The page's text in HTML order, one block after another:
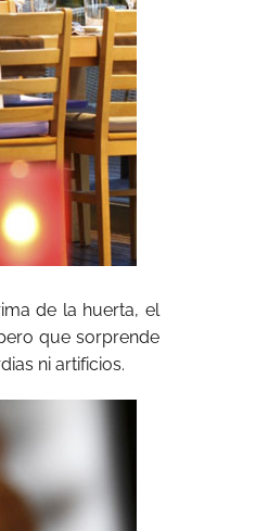
de la huerta, el
que sorprende
ni artificios.